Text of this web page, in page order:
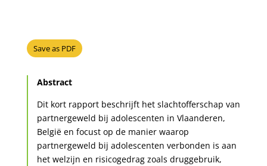
Save as PDF
Abstract
Dit kort rapport beschrijft het slachtofferschap van
partnergeweld bij adolescenten in Vlaanderen,
België en focust op de manier waarop
partnergeweld bij adolescenten verbonden is aan
het welzijn en risicogedrag zoals druggebruik,